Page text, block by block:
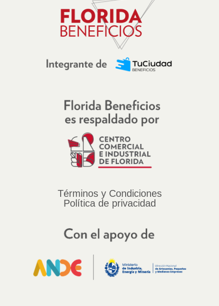
Términos y Condiciones
Política de privacidad